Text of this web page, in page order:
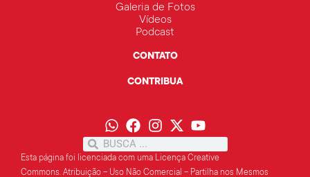
Galeria de Fotos
Vídeos
Podcast
CONTATO
CONTRIBUA
Esta página foi licenciada com uma Licença Creative
Commons. Atribuição – Uso Não Comercial – Partilha nos Mesmos